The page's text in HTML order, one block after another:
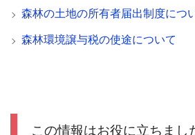
森林の土地の所有者届出制度につ
森林環境譲与税の使途について
この情報はお役に立ちまし